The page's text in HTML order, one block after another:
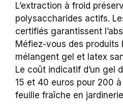
L’extraction à froid
polysaccharides actifs.
certifiés garantissent
Méfiez-vous des produits
mélangent gel et latex
Le coût indicatif d’un gel
15 et 40 euros pour 200
feuille fraîche en